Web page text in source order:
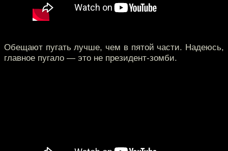
Обещают пугать лучше, чем в пятой части. Надеюсь,
главное пугало — это не президент-зомби.